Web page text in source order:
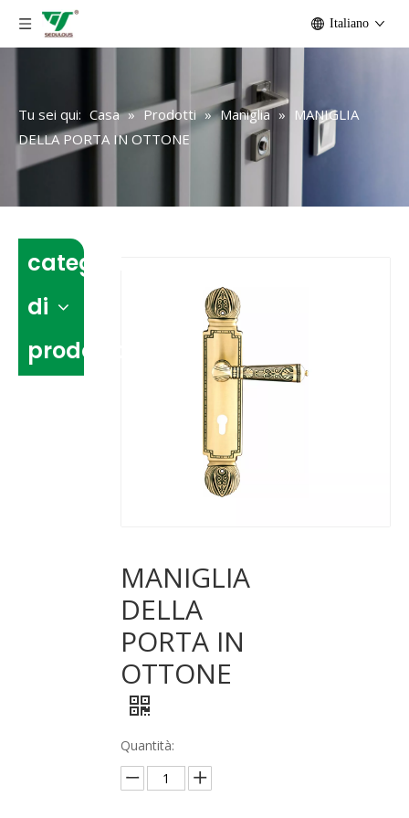
Italiano
Tu sei qui: Casa » Prodotti » Maniglia » MANIGLIA
DELLA PORTA IN OTTONE
categoria
di
prodotto
MANIGLIA
DELLA
PORTA IN
OTTONE
Quantità: